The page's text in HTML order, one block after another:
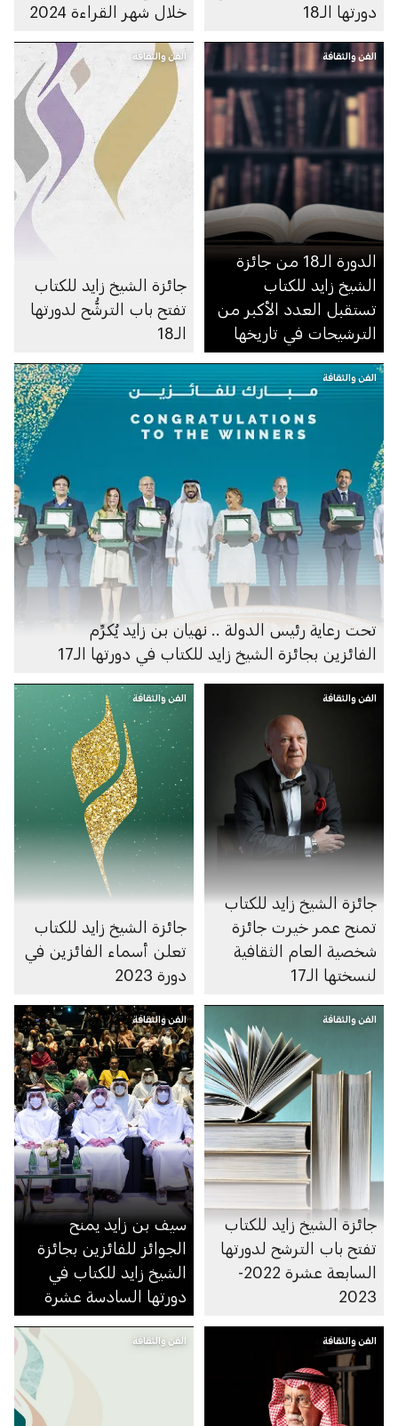
دورتها الـ18 خلال شهر القراءة 2024
الفن والثقافة
الدورة الـ18 من جائزة
الشيخ زايد للكتاب
تستقبل العدد الأكبر من
الترشيحات في تاريخها
الفن والثقافة
جائزة الشيخ زايد للكتاب
تفتح باب الترشُّح لدورتها
الـ18
الفن والثقافة
تحت رعاية رئيس الدولة .. نهيان بن زايد يُكرِّم
الفائزين بجائزة الشيخ زايد للكتاب في دورتها الـ17
الفن والثقافة
جائزة الشيخ زايد للكتاب
تمنح عمر خيرت جائزة
شخصية العام الثقافية
لنسختها الـ17
الفن والثقافة
جائزة الشيخ زايد للكتاب
تعلن أسماء الفائزين في
دورة 2023
الفن والثقافة
جائزة الشيخ زايد للكتاب
تفتح باب الترشح لدورتها
السابعة عشرة 2022-
2023
الفن والثقافة
سيف بن زايد يمنح
الجوائز للفائزين بجائزة
الشيخ زايد للكتاب في
دورتها السادسة عشرة
الفن والثقافة الفن والثقافة